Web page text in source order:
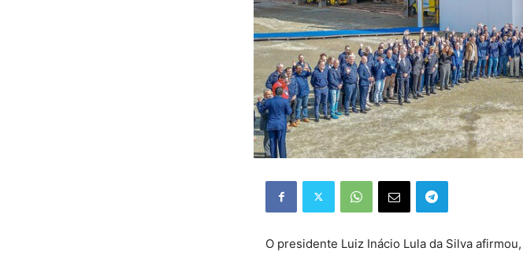
O presidente Luiz Inácio Lula da Silva